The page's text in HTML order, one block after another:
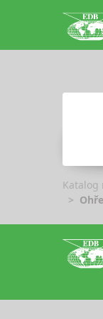
Katalog